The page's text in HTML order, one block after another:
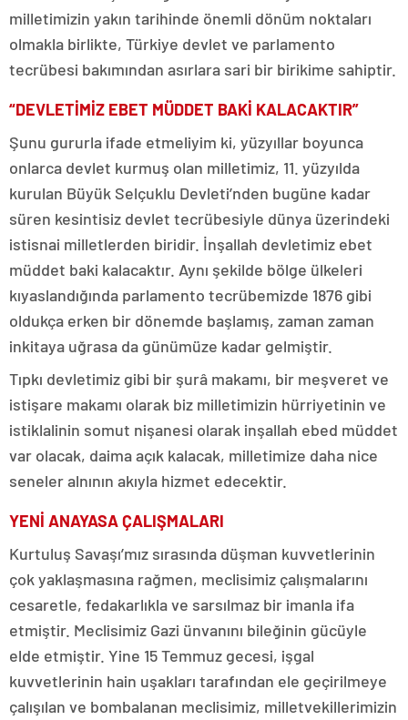
milletimizin yakın tarihinde önemli dönüm noktaları
olmakla birlikte, Türkiye devlet ve parlamento
tecrübesi bakımından asırlara sari bir birikime sahiptir.
“DEVLETİMİZ EBET MÜDDET BAKİ KALACAKTIR”
Şunu gururla ifade etmeliyim ki, yüzyıllar boyunca
onlarca devlet kurmuş olan milletimiz, 11. yüzyılda
kurulan Büyük Selçuklu Devleti’nden bugüne kadar
süren kesintisiz devlet tecrübesiyle dünya üzerindeki
istisnai milletlerden biridir. İnşallah devletimiz ebet
müddet baki kalacaktır. Aynı şekilde bölge ülkeleri
kıyaslandığında parlamento tecrübemizde 1876 gibi
oldukça erken bir dönemde başlamış, zaman zaman
inkitaya uğrasa da günümüze kadar gelmiştir.
Tıpkı devletimiz gibi bir şurâ makamı, bir meşveret ve
istişare makamı olarak biz milletimizin hürriyetinin ve
istiklalinin somut nişanesi olarak inşallah ebed müddet
var olacak, daima açık kalacak, milletimize daha nice
seneler alnının akıyla hizmet edecektir.
YENİ ANAYASA ÇALIŞMALARI
Kurtuluş Savaşı’mız sırasında düşman kuvvetlerinin
çok yaklaşmasına rağmen, meclisimiz çalışmalarını
cesaretle, fedakarlıkla ve sarsılmaz bir imanla ifa
etmiştir. Meclisimiz Gazi ünvanını bileğinin gücüyle
elde etmiştir. Yine 15 Temmuz gecesi, işgal
kuvvetlerinin hain uşakları tarafından ele geçirilmeye
çalışılan ve bombalanan meclisimiz, milletvekillerimizin